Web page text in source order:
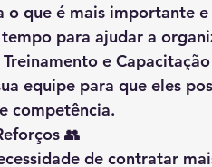
o que é mais importante
para ajudar a
e Capacitação
equipe para que eles
competência.
👥
de contratar